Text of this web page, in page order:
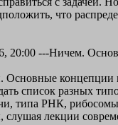
что
20:00 ---Ничем.
Основные
список разных
типа РНК,
лекции